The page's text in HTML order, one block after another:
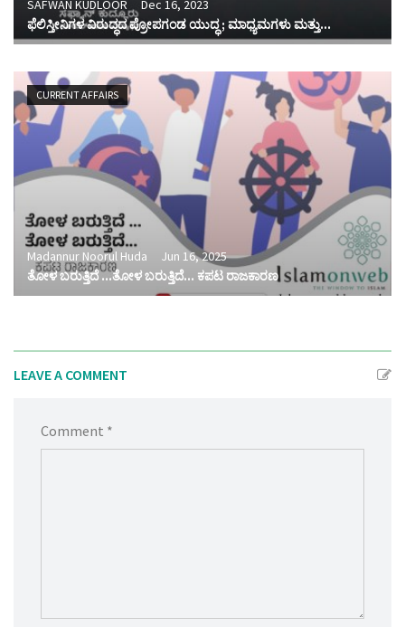
SAFWAN KUDLOOR
Dec 16, 2023
ಫೆಲಿಸ್ತೀನಿಗಳ ವಿರುದ್ಧದ ಪ್ರೋಪಗಂಡ ಯುದ್ಧ ; ಮಾಧ್ಯಮಗಳು ಮತ್ತು...
CURRENT AFFAIRS
Madannur Noorul Huda
Jun 16, 2025
ತೋಳ ಬರುತ್ತಿದೆ ...ತೋಳ ಬರುತ್ತಿದೆ... ಕಪಟ ರಾಜಕಾರಣ
LEAVE A COMMENT
Comment *